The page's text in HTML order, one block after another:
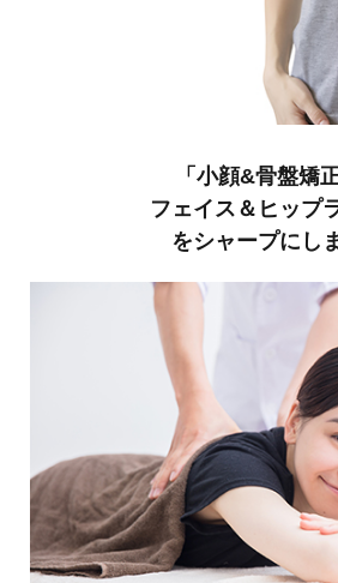
「小顔&骨盤矯正
フェイス＆ヒップ
をシャープにし